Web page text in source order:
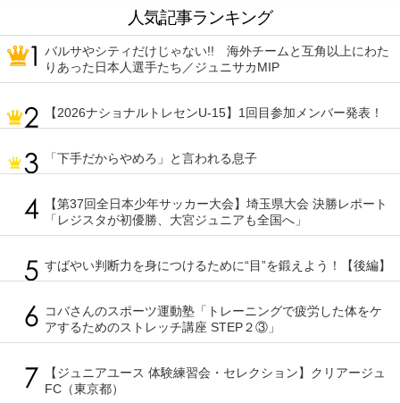
人気記事ランキング
バルサやシティだけじゃない!! 海外チームと互角以上にわた
りあった日本人選手たち／ジュニサカMIP
【2026ナショナルトレセンU-15】1回目参加メンバー発表！
「下手だからやめろ」と言われる息子
【第37回全日本少年サッカー大会】埼玉県大会 決勝レポート
「レジスタが初優勝、大宮ジュニアも全国へ」
すばやい判断力を身につけるために“目”を鍛えよう！【後編】
コバさんのスポーツ運動塾「トレーニングで疲労した体をケ
アするためのストレッチ講座 STEP２③」
【ジュニアユース 体験練習会・セレクション】クリアージュ
FC（東京都）